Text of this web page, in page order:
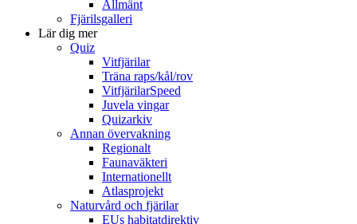
Allmänt
Fjärilsgalleri
Lär dig mer
Quiz
Vitfjärilar
Träna raps/kål/rov
VitfjärilarSpeed
Juvela vingar
Quizarkiv
Annan övervakning
Regionalt
Faunaväkteri
Internationellt
Atlasprojekt
Naturvård och fjärilar
EUs habitatdirektiv